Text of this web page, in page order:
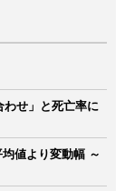
せ」と死亡率に
値より変動幅 ～